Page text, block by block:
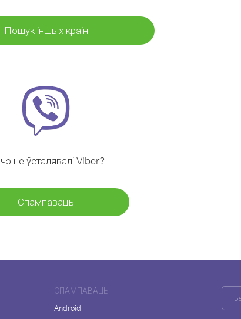
Пошук іншых краін
не ўсталявалі Viber?
Спампаваць
СПАМПАВАЦЬ
Android